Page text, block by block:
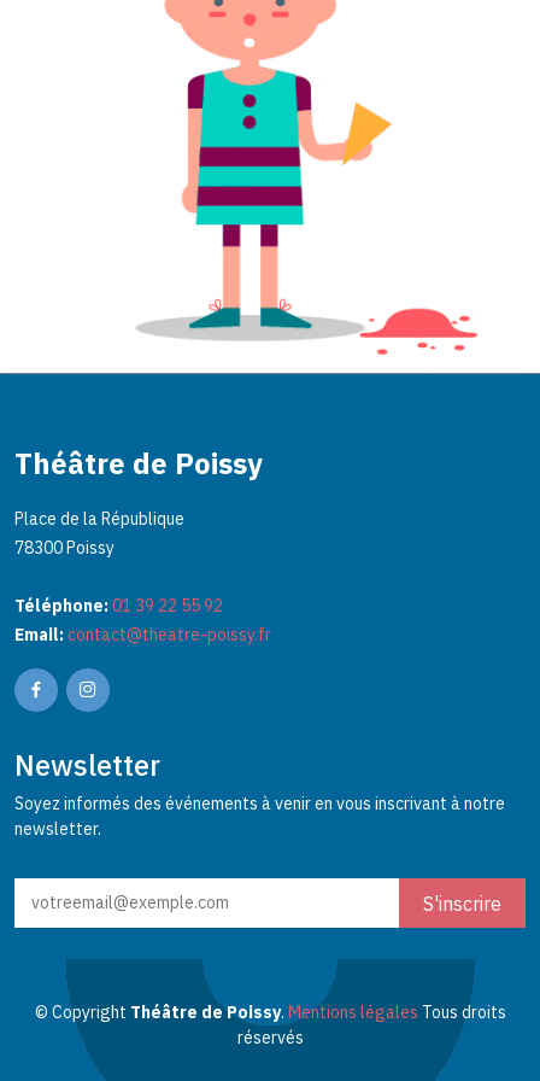
Théâtre de Poissy
Place de la République
78300 Poissy
Téléphone:01 39 22 55 92
Email:contact@theatre-poissy.fr
Newsletter
Soyez informés des événements à venir en vous inscrivant à notre
newsletter.
© Copyright Théâtre de Poissy. Mentions légales Tous droits
réservés